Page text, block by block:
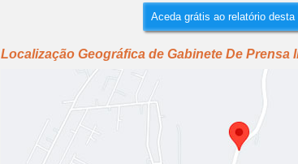
Aceda grátis ao relatório desta
Localização Geográfica de Gabinete De Prensa